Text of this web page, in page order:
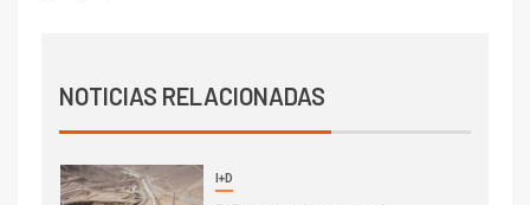
NOTICIAS RELACIONADASProducción minera en mayo de
2026 cae 10,6%
3 I+D